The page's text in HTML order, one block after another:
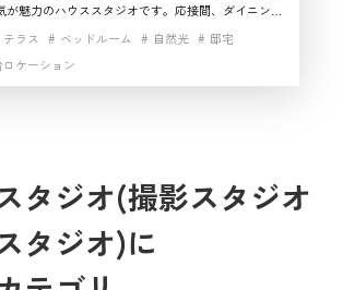
が魅力のハウススタジオです。応接間、ダイニン
イドまで使えるため、シーンに変化をつけたい案件
じみやすく、雰囲気重視で選びたい方にとって使
テラス ベッドルーム 自然光
邸宅
ロケーション
タジオ(撮影スタジオ
タジオ)に